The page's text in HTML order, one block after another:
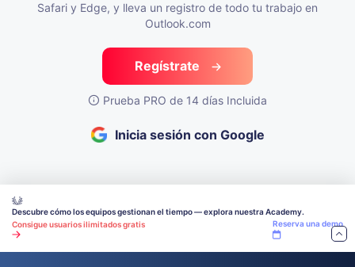
Safari y Edge, y lleva un registro de todo tu trabajo en
Outlook.com
Regístrate
Prueba PRO de 14 días Incluida
Inicia sesión con Google
Descubre cómo los equipos gestionan el tiempo — explora nuestra Academy.
Consigue usuarios ilimitados gratis
Reserva una demo